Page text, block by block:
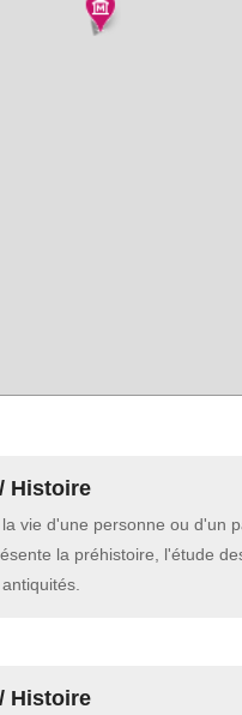
Histoire
vie d'une personne ou d'un
la préhistoire, l'étude
Histoire